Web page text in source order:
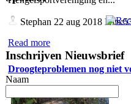
Stephan 22 aug 2018
Read more
Droogteproblemen nog niet
Inschrijven Nieuwsbrief
Naam